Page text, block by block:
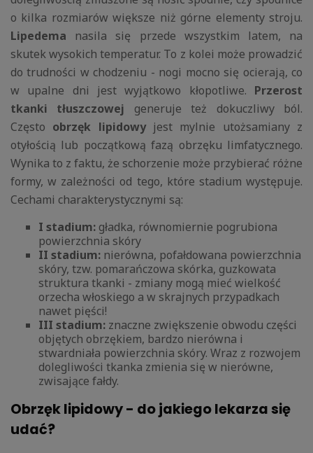
o kilka rozmiarów większe niż górne elementy stroju.
Lipedema nasila się przede wszystkim latem, na
skutek wysokich temperatur. To z kolei może prowadzić
do trudności w chodzeniu - nogi mocno się ocierają, co
w upalne dni jest wyjątkowo kłopotliwe. Przerost
tkanki tłuszczowej generuje też dokuczliwy ból.
Często obrzęk lipidowyjest mylnie utożsamiany z
otyłością lub początkową fazą obrzęku limfatycznego.
Wynika to z faktu, że schorzenie może przybierać różne
formy, w zależności od tego, które stadium występuje.
Cechami charakterystycznymi są:
I stadium: gładka, równomiernie pogrubiona
powierzchnia skóry
II stadium: nierówna, pofałdowana powierzchnia
skóry, tzw. pomarańczowa skórka, guzkowata
struktura tkanki - zmiany mogą mieć wielkość
orzecha włoskiego a w skrajnych przypadkach
nawet pięści!
III stadium: znaczne zwiększenie obwodu części
objętych obrzękiem, bardzo nierówna i
stwardniała powierzchnia skóry. Wraz z rozwojem
dolegliwości tkanka zmienia się w nierówne,
zwisające fałdy.
Obrzęk lipidowy - do jakiego lekarza się
udać?